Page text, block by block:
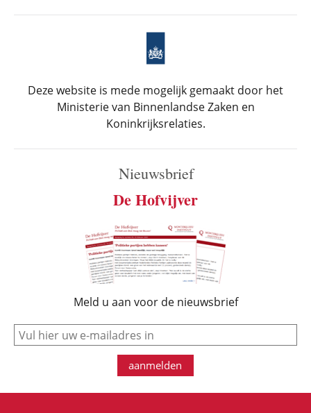
Deze website is mede mogelijk gemaakt door het
Ministerie van Binnenlandse Zaken en
Koninkrijksrelaties.
Nieuwsbrief
De Hofvijver
Meld u aan voor de nieuwsbrief
e-mail
aanmelden